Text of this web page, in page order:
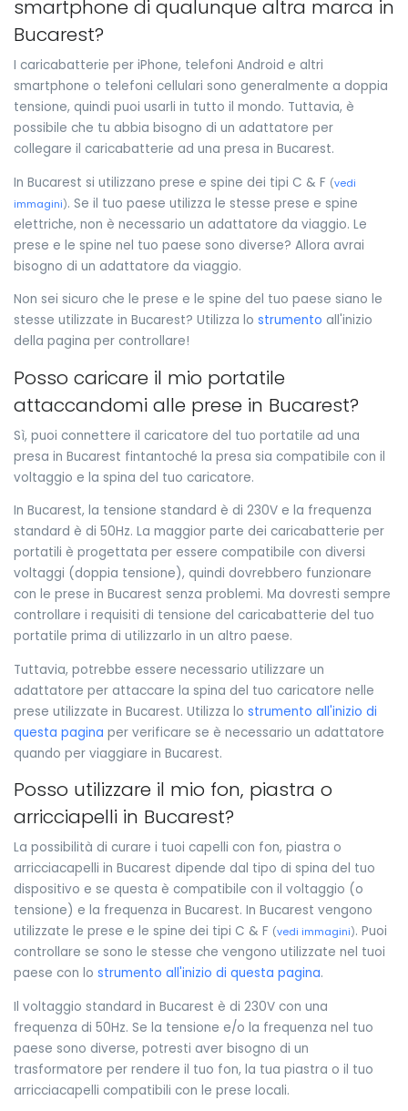
smartphone di qualunque altra marca in
Bucarest?
I caricabatterie per iPhone, telefoni Android e altri
smartphone o telefoni cellulari sono generalmente a doppia
tensione, quindi puoi usarli in tutto il mondo. Tuttavia, è
possibile che tu abbia bisogno di un adattatore per
collegare il caricabatterie ad una presa in Bucarest.
In Bucarest si utilizzano prese e spine dei tipi C & F (vedi
immagini). Se il tuo paese utilizza le stesse prese e spine
elettriche, non è necessario un adattatore da viaggio. Le
prese e le spine nel tuo paese sono diverse? Allora avrai
bisogno di un adattatore da viaggio.
Non sei sicuro che le prese e le spine del tuo paese siano le
stesse utilizzate in Bucarest? Utilizza lo strumento all'inizio
della pagina per controllare!
Posso caricare il mio portatile
attaccandomi alle prese in Bucarest?
Sì, puoi connettere il caricatore del tuo portatile ad una
presa in Bucarest fintantoché la presa sia compatibile con il
voltaggio e la spina del tuo caricatore.
In Bucarest, la tensione standard è di 230V e la frequenza
standard è di 50Hz. La maggior parte dei caricabatterie per
portatili è progettata per essere compatibile con diversi
voltaggi (doppia tensione), quindi dovrebbero funzionare
con le prese in Bucarest senza problemi. Ma dovresti sempre
controllare i requisiti di tensione del caricabatterie del tuo
portatile prima di utilizzarlo in un altro paese.
Tuttavia, potrebbe essere necessario utilizzare un
adattatore per attaccare la spina del tuo caricatore nelle
prese utilizzate in Bucarest. Utilizza lo strumento all'inizio di
questa pagina per verificare se è necessario un adattatore
quando per viaggiare in Bucarest.
Posso utilizzare il mio fon, piastra o
arricciapelli in Bucarest?
La possibilità di curare i tuoi capelli con fon, piastra o
arricciacapelli in Bucarest dipende dal tipo di spina del tuo
dispositivo e se questa è compatibile con il voltaggio (o
tensione) e la frequenza in Bucarest. In Bucarest vengono
utilizzate le prese e le spine dei tipi C & F (vedi immagini). Puoi
controllare se sono le stesse che vengono utilizzate nel tuoi
paese con lo strumento all'inizio di questa pagina.
Il voltaggio standard in Bucarest è di 230V con una
frequenza di 50Hz. Se la tensione e/o la frequenza nel tuo
paese sono diverse, potresti aver bisogno di un
trasformatore per rendere il tuo fon, la tua piastra o il tuo
arricciacapelli compatibili con le prese locali.